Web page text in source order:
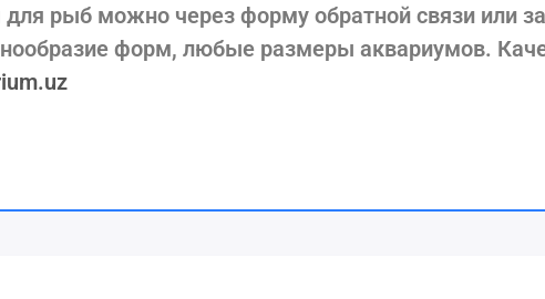
для рыб можно через форму обратной связи или
форм, любые размеры аквариумов.